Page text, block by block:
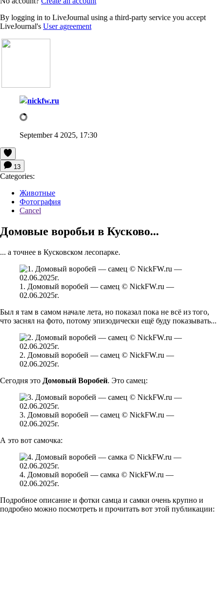
By logging in to LiveJournal using a third-party service you accept
LiveJournal's User agreement
nickfw.ru
September 4 2025, 17:30
13
Categories:
Животные
Фотография
Cancel
Домовые воробьи в Кусково...
... а точнее в Кусковском лесопарке.
1. Домовый воробей — самец © NickFW.ru —
02.06.2025г.
Был я там в самом начале лета, но показал пока не всё из того,
что заснял на фото, потому эпизодически ещё буду показывать...
2. Домовый воробей — самец © NickFW.ru —
02.06.2025г.
Сегодня это Домовый Воробей. Это самец:
3. Домовый воробей — самец © NickFW.ru —
02.06.2025г.
А это вот самочка:
4. Домовый воробей — самка © NickFW.ru —
02.06.2025г.
Подробное описание и фотки самца и самки очень крупно и
подробно можно посмотреть и прочитать вот этой публикации: